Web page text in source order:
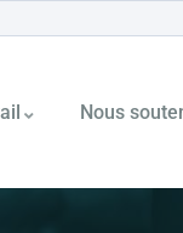
Nous